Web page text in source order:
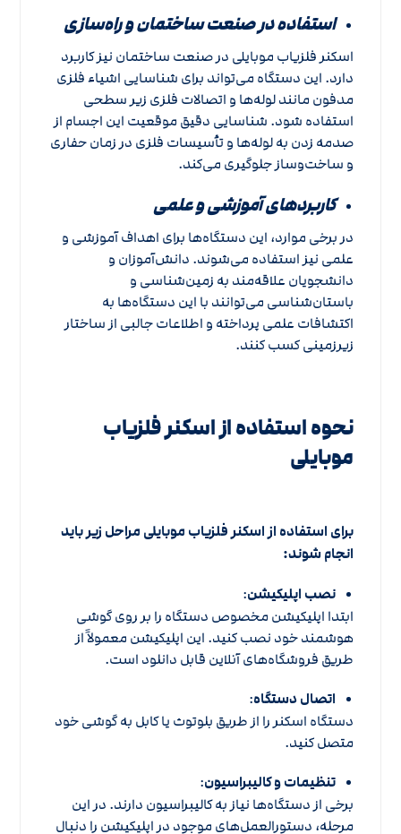
استفاده در صنعت ساختمان و راه‌سازی
اسکنر فلزیاب موبایلی در صنعت ساختمان نیز کاربرد
دارد. این دستگاه می‌تواند برای شناسایی اشیاء فلزی
مدفون مانند لوله‌ها و اتصالات فلزی زیر سطحی
استفاده شود. شناسایی دقیق موقعیت این اجسام از
صدمه زدن به لوله‌ها و تأسیسات فلزی در زمان حفاری
و ساخت‌وساز جلوگیری می‌کند.
کاربردهای آموزشی و علمی
در برخی موارد، این دستگاه‌ها برای اهداف آموزشی و
علمی نیز استفاده می‌شوند. دانش‌آموزان و
دانشجویان علاقه‌مند به زمین‌شناسی و
باستان‌شناسی می‌توانند با این دستگاه‌ها به
اکتشافات علمی پرداخته و اطلاعات جالبی از ساختار
زیرزمینی کسب کنند.
نحوه استفاده از اسکنر فلزیاب
موبایلی
برای استفاده از اسکنر فلزیاب موبایلی مراحل زیر باید
انجام شوند:
نصب اپلیکیشن:
ابتدا اپلیکیشن مخصوص دستگاه را بر روی گوشی
هوشمند خود نصب کنید. این اپلیکیشن معمولاً از
طریق فروشگاه‌های آنلاین قابل دانلود است.
اتصال دستگاه:
دستگاه اسکنر را از طریق بلوتوث یا کابل به گوشی خود
متصل کنید.
تنظیمات و کالیبراسیون:
برخی از دستگاه‌ها نیاز به کالیبراسیون دارند. در این
مرحله، دستورالعمل‌های موجود در اپلیکیشن را دنبال